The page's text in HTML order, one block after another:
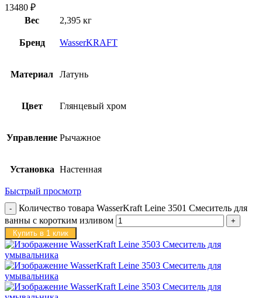
13480 ₽
Вес
2,395 кг
Бренд WasserKRAFT
Материал Латунь
Цвет Глянцевый хром
Управление Рычажное
Установка Настенная
Быстрый просмотр
Количество товара WasserKraft Leine 3501 Смеситель для
ванны с коротким изливом
Купить в 1 клик